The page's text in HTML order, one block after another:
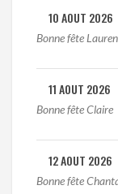
10 AOUT 2026
Bonne fête
11 AOUT 2026
Bonne fête Claire
12 AOUT 2026
Bonne fête